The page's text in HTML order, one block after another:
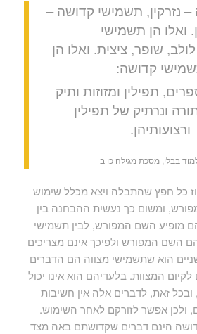
נזרקין, תשמישי קדושה –
ואלו הן תשמישי
שופר, ציצית. ואלו הן
קדושה:
תפילין ומזוזות ותיק
ונרתיק של תפילין
ורצועותיהן.
בבלי, מסכת מגילה כו ב
כל חפץ שהתבלה ויצא מכלל שימוש
ומשום כך נעשית ההבחנה בין
מופיע השם המפורש, לבין תשמישי
השם המפורש ולפיכך אינם מצריכים
הוא שתשמישי מצווה הם הדברים
המצוות. בלעדיהם הוא אינו יכול
ובכל זאת, לדברים אלה אין חשיבות
ולכן אפשר לזורקם לאחר השימוש.
הינם דברים שקדושתם באה מצד